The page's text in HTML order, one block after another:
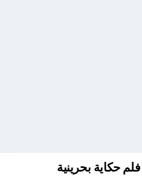
حكاية بحرينية